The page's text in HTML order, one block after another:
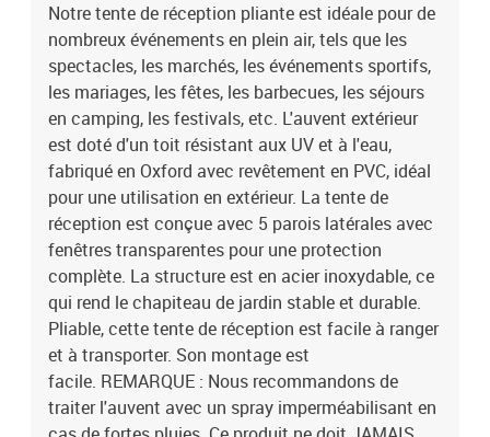
voiture.Couleur : anthraciteMatériau du toit : oxford 600D avec
revêtement en PVCMatériau de la paroi latérale : 210D
oxfordMatériau du cadre : acier enduit de poudreDimensions : 870
x 291 x 315 cm (L x l x H)Hauteur d'avant-toit : 2,35 mRésistance
aux UV et à l'eau5 parois latérales avec fenêtres transparentes12
piquets au sol et 6 cordes inclusMatériel: Polyester: 100%
Notre tente de réception pliante est idéale pour de
nombreux événements en plein air, tels que les
spectacles, les marchés, les événements sportifs,
les mariages, les fêtes, les barbecues, les séjours
en camping, les festivals, etc. L'auvent extérieur
est doté d'un toit résistant aux UV et à l'eau,
fabriqué en Oxford avec revêtement en PVC, idéal
pour une utilisation en extérieur. La tente de
réception est conçue avec 5 parois latérales avec
fenêtres transparentes pour une protection
complète. La structure est en acier inoxydable, ce
qui rend le chapiteau de jardin stable et durable.
Pliable, cette tente de réception est facile à ranger
et à transporter. Son montage est
facile. REMARQUE : Nous recommandons de
traiter l'auvent avec un spray imperméabilisant en